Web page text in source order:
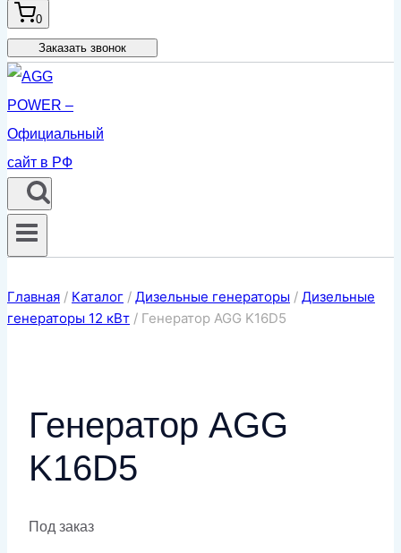
0
Заказать звонок
Главная / Каталог / Дизельные генераторы / Дизельные
генераторы 12 кВт / Генератор AGG K16D5
Генератор AGG
K16D5
Под заказ